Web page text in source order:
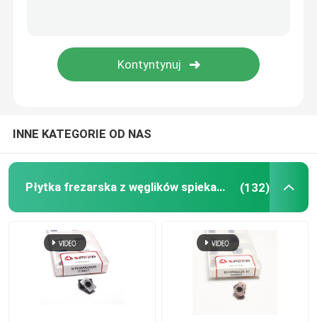
INNE KATEGORIE OD NAS
Płytka frezarska z węglików spiekanych (132)